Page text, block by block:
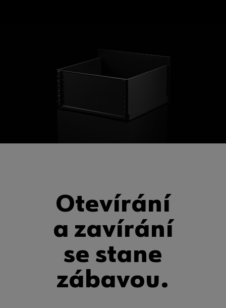
Otevírání
a zavírání
se stane
zábavou.